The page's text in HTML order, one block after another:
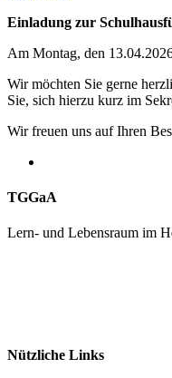
Einladung zur
Am Montag, den
Wir möchten Sie gerne
Sie, sich hierzu kurz im
Wir freuen uns auf Ihren
TGGaA
Lern- und Lebensraum im
Nützliche Links